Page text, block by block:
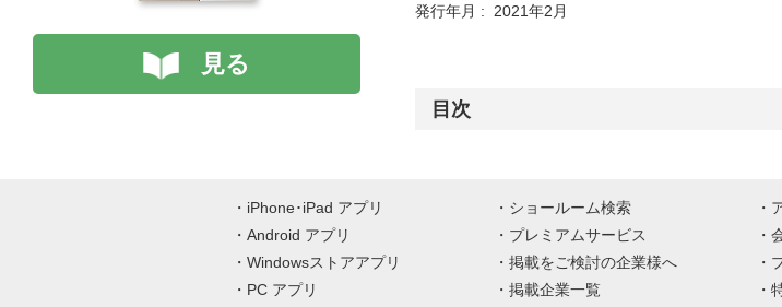
見る
発行年月 : 2021年2月
目次
iPhone･iPad アプリ
Android アプリ
Windowsストアアプリ
PC アプリ
ショールーム検索
プレミアムサービス
掲載をご検討の企業様へ
掲載企業一覧